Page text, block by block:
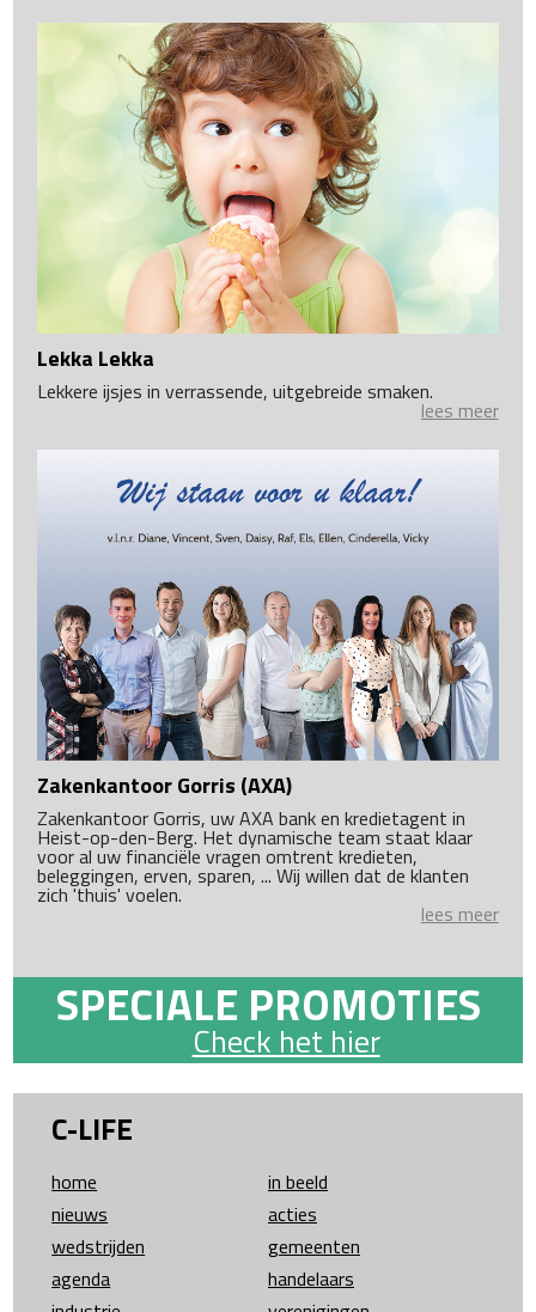
Lekka Lekka
Lekkere ijsjes in verrassende, uitgebreide smaken.
lees meer
Zakenkantoor Gorris (AXA)
Zakenkantoor Gorris, uw AXA bank en kredietagent in
Heist-op-den-Berg. Het dynamische team staat klaar
voor al uw financiële vragen omtrent kredieten,
beleggingen, erven, sparen, ... Wij willen dat de klanten
zich 'thuis' voelen.
lees meer
SPECIALE PROMOTIES
Check het hier
C-LIFE
home
in beeld
nieuws
acties
wedstrijden
gemeenten
agenda
handelaars